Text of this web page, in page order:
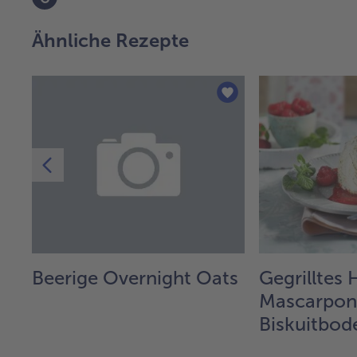
Ähnliche Rezepte
Beerige Overnight Oats
Gegrilltes